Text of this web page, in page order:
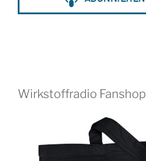
Wirkstoffradio Fanshop